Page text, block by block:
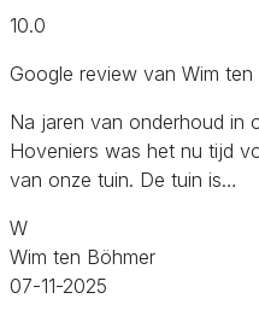
10.0
Google review van Wim ten
Na jaren van onderhoud in
Hoveniers was het nu tijd
van onze tuin. De tuin is…
W
Wim ten Böhmer
07-11-2025